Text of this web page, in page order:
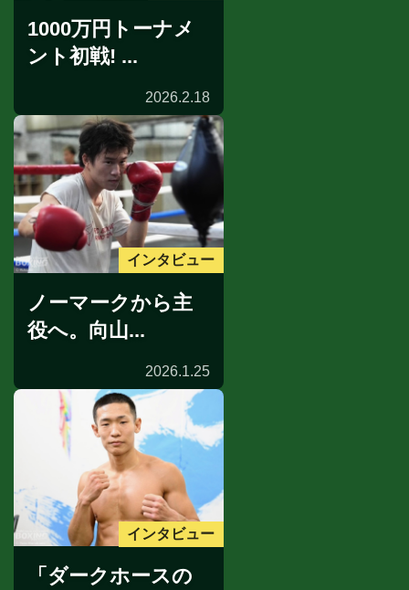
1000万円トーナメ
ント初戦! ...
2026.2.18
インタビュー
ノーマークから主
役へ。向山...
2026.1.25
インタビュー
「ダークホースの